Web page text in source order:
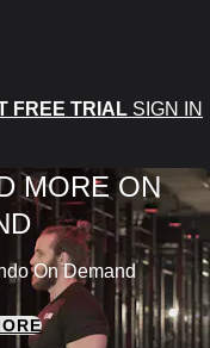
FREE TRIAL SIGN IN
MORE ON
On Demand